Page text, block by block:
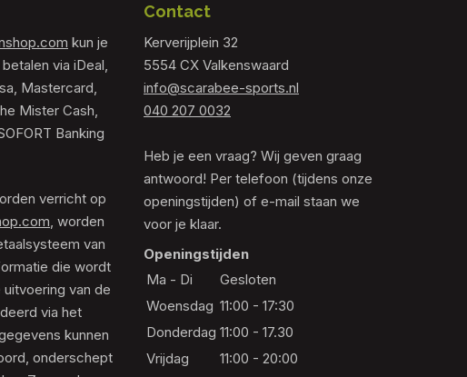
kun je
via iDeal,
Mastercard,
Mister Cash,
Banking
verricht op
, worden
van
die wordt
van de
via het
kunnen
onderschept
Contact
Kerverijplein 32
5554 CX Valkenswaard
info@scarabee-sports.nl
040 207 0032
Heb je een vraag? Wij geven graag
antwoord! Per telefoon (tijdens onze
openingstijden) of e-mail staan we
voor je klaar.
Openingstijden
Ma - Di
Gesloten
Woensdag 11:00 - 17:30
Donderdag 11:00 - 17.30
Vrijdag
11:00 - 20:00